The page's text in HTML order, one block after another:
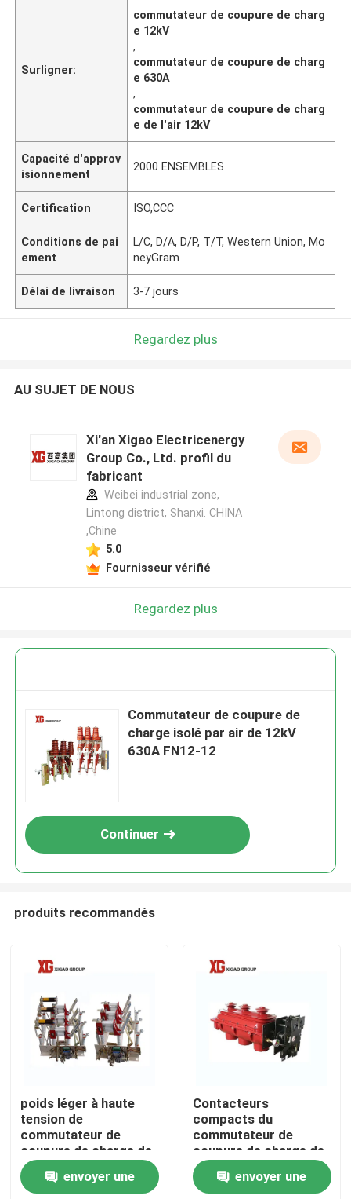
Maison
Produits
Au sujet de nous
Surligner:
commutateur de coupure de charg
e 12kV
,
commutateur de coupure de charg
e 630A
,
commutateur de coupure de charg
e de l'air 12kV
Capacité d'approv
isionnement
2000 ENSEMBLES
Certification ISO,CCC
Conditions de pai
ement
L/C, D/A, D/P, T/T, Western Union, Mo
neyGram
Délai de livraison 3-7 jours
Regardez plus
AU SUJET DE NOUS
Xi'an Xigao Electricenergy
Group Co., Ltd. profil du
fabricant
Weibei industrial zone,
Lintong district, Shanxi. CHINA
,Chine
5.0
Fournisseur vérifié
Regardez plus
Commutateur de coupure de
charge isolé par air de 12kV
630A FN12-12
Continuer
produits recommandés
poids léger à haute
tension de
commutateur de
coupure de charge de
24kv 630a
envoyer une
Contacteurs
compacts du
commutateur de
coupure de charge de
l'air 12Kv du CEI
60265 troisenvoyer une